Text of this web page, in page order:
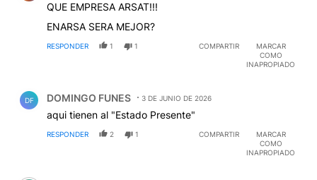
QUE EMPRESA ARSAT!!!
ENARSA SERA MEJOR?
RESPONDER 1 1 COMPARTIR
MARCAR
COMO
INAPROPIADO
DF DOMINGO FUNES 3 DE JUNIO DE 2026
aqui tienen al "Estado Presente"
RESPONDER 2 1 COMPARTIR
MARCAR
COMO
INAPROPIADO
Comentario de Qui Zas.